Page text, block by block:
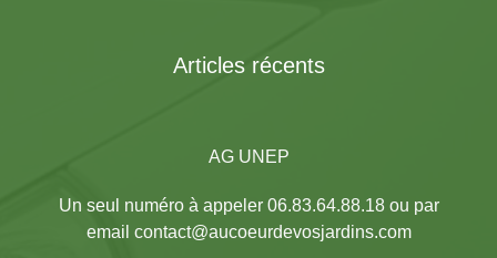
Articles récents
AG UNEP
Un seul numéro à appeler 06.83.64.88.18 ou par
email contact@aucoeurdevosjardins.com